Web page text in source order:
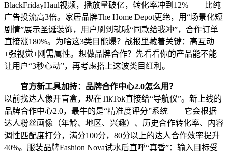
BlackFridayHaul视频，播放量破亿，转化率冲到12%——比纯
广告投流高3倍。家居品牌The Home Depot更绝，用“场景化短
剧情”展示圣诞装饰，用户刷到就喊“同款给我冲”，合作订单
直接涨180%。为啥这3类目能爆？战报里藏着关键：高互动
+强视觉+刚需属性。想做品牌合作？先看看你的产品能不能
让用户“3秒心动”，再考虑搭上这波类目红利。
官方新工具加持：品牌合作中心2.0怎么用？
以前找达人像开盲盒，现在TikTok直接给“导航仪”。新上线的
品牌合作中心2.0，最牛的是“精准度评分”系统——它会根据
达人粉丝画像（年龄、地区、兴趣）、历史合作转化率、内容
调性匹配度打分，满分100分，80分以上的达人合作效率提升
40%。服装品牌Fashion Nova试水后直呼“真香”：输入目标受